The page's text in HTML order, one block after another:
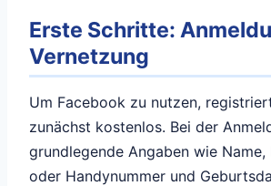
Erste Schritte:
Vernetzung
Um Facebook zu nutzen,
zunächst kostenlos. Bei der
grundlegende Angaben wie
oder Handynummer und